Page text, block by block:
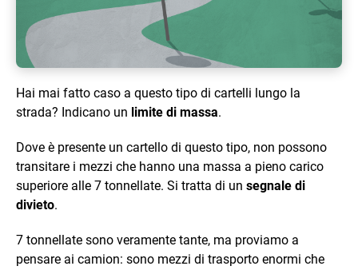
Hai mai fatto caso a questo tipo di cartelli lungo la
strada? Indicano un limite di massa.
Dove è presente un cartello di questo tipo, non possono
transitare i mezzi che hanno una massa a pieno carico
superiore alle 7 tonnellate. Si tratta di un segnale di
divieto.
7 tonnellate sono veramente tante, ma proviamo a
pensare ai camion: sono mezzi di trasporto enormi che